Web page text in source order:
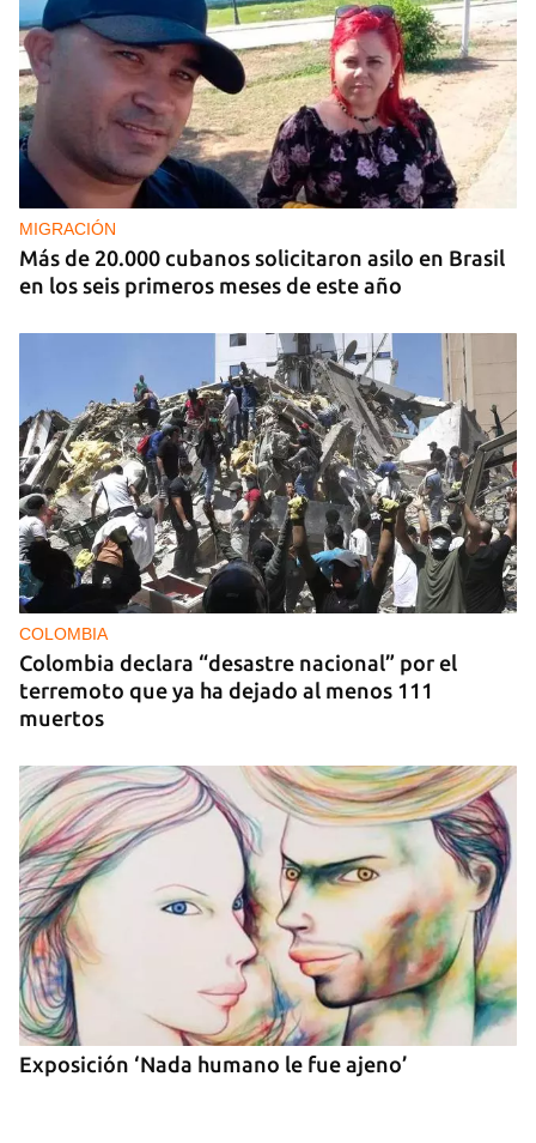
TURISMO
Cada vez más cubanos de la diáspora escogen
otras islas del Caribe para reunirse con sus
familias
MIGRACIÓN
Más de 20.000 cubanos solicitaron asilo en Brasil
en los seis primeros meses de este año
COLOMBIA
Colombia declara “desastre nacional” por el
terremoto que ya ha dejado al menos 111
muertos
Exposición ‘Nada humano le fue ajeno’